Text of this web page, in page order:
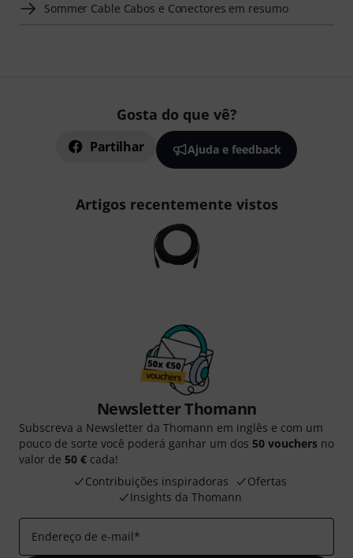
Sommer Cable Cabos e Conectores em resumo
Gosta do que vê?
Partilhar Ajuda e feedback
Artigos recentemente vistos
Newsletter Thomann
Subscreva a Newsletter da Thomann em inglês e com um
pouco de sorte você poderá ganhar um dos 50 vouchers no
valor de 50 € cada!
Contribuições inspiradoras
Ofertas
Insights da Thomann
Endereço de e-mail*